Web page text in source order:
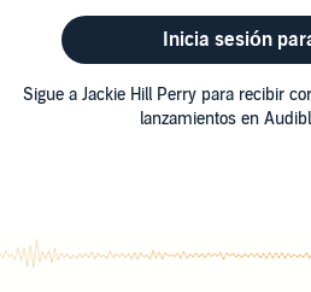
Inicia sesión
Sigue a Jackie Hill Perry para recibir
lanzamientos en